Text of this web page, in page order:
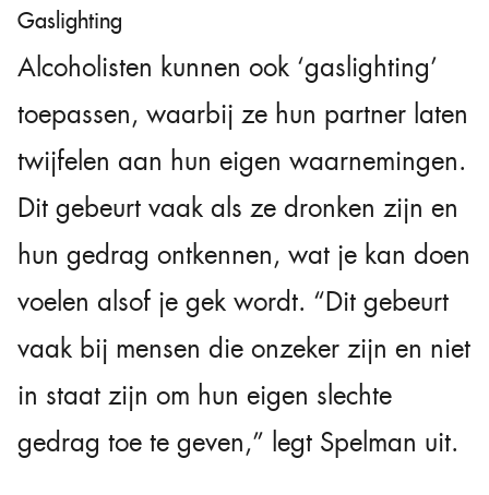
Gaslighting
Alcoholisten kunnen ook ‘gaslighting’
toepassen, waarbij ze hun partner laten
twijfelen aan hun eigen waarnemingen.
Dit gebeurt vaak als ze dronken zijn en
hun gedrag ontkennen, wat je kan doen
voelen alsof je gek wordt. “Dit gebeurt
vaak bij mensen die onzeker zijn en niet
in staat zijn om hun eigen slechte
gedrag toe te geven,” legt Spelman uit.